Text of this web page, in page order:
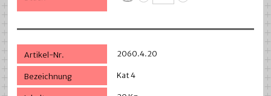
2060.4.20
Kat 4